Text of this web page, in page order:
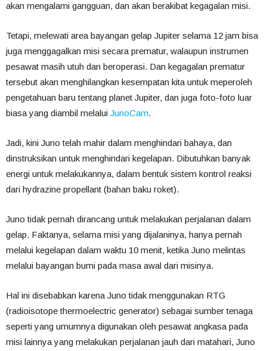
akan mengalami gangguan, dan akan berakibat kegagalan misi.
Tetapi, melewati area bayangan gelap Jupiter selama 12 jam bisa
juga menggagalkan misi secara prematur, walaupun instrumen
pesawat masih utuh dan beroperasi. Dan kegagalan prematur
tersebut akan menghilangkan kesempatan kita untuk meperoleh
pengetahuan baru tentang planet Jupiter, dan juga foto-foto luar
biasa yang diambil melalui JunoCam.
Jadi, kini Juno telah mahir dalam menghindari bahaya, dan
dinstruksikan untuk menghindari kegelapan. Dibutuhkan banyak
energi untuk melakukannya, dalam bentuk sistem kontrol reaksi
dari hydrazine propellant (bahan baku roket).
Juno tidak pernah dirancang untuk melakukan perjalanan dalam
gelap. Faktanya, selama misi yang dijalaninya, hanya pernah
melalui kegelapan dalam waktu 10 menit, ketika Juno melintas
melalui bayangan bumi pada masa awal dari misinya.
Hal ini disebabkan karena Juno tidak menggunakan RTG
(radioisotope thermoelectric generator) sebagai sumber tenaga
seperti yang umumnya digunakan oleh pesawat angkasa pada
misi lainnya yang melakukan perjalanan jauh dari matahari, Juno